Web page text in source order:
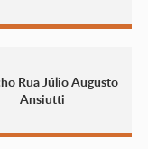
Rua Júlio Augusto
Ansiutti